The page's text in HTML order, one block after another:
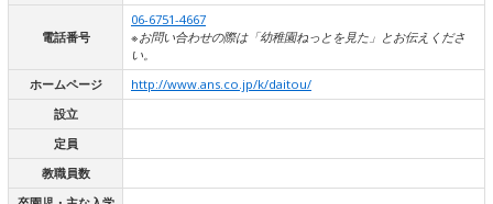
電話番号
06-6751-4667
※お問い合わせの際は「幼稚園ねっとを見た」とお伝えくださ
い。
ホームページ
http://www.ans.co.jp/k/daitou/
設立
定員
教職員数